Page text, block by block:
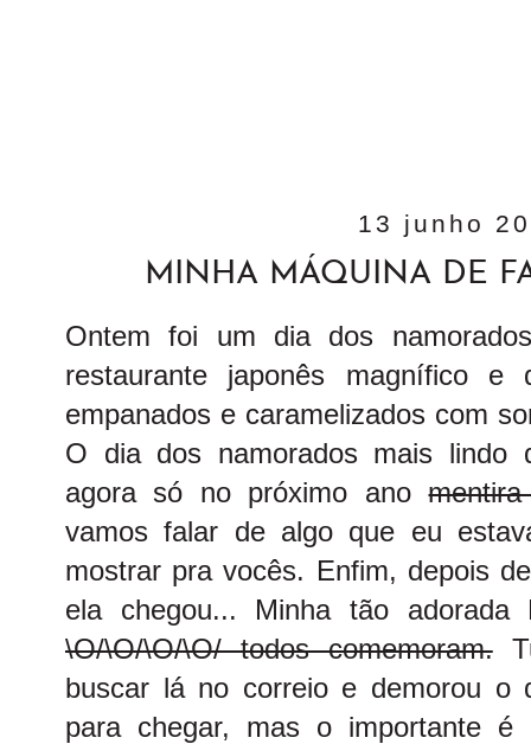
13 junho
MINHA MÁQUINA DE
Ontem foi um dia dos
restaurante japonês magnífico e
empanados e caramelizados com
O dia dos namorados mais lindo
agora só no próximo ano
vamos falar de algo que eu
mostrar pra vocês. Enfim, depois
ela chegou... Minha tão
\O/\O/\O/\O/ todos comemoram.
buscar lá no correio e demorou o
para chegar, mas o importante